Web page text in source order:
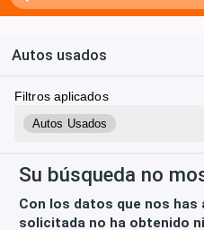
Autos usados
Filtros aplicados
Autos Usados
Su búsqueda no
Con los datos que nos has
solicitada no ha obtenido